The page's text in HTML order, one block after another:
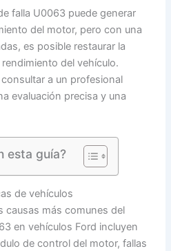
falla U0063 puede generar
del motor, pero con una
es posible restaurar la
del vehículo.
a un profesional
evaluación precisa y una
esta guía?
de vehículos
causas más comunes del
en vehículos Ford incluyen
de control del motor, fallas